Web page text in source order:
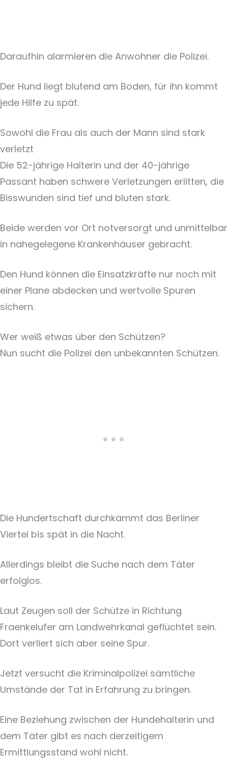
Daraufhin alarmieren die Anwohner die Polizei.
Der Hund liegt blutend am Boden, für ihn kommt
jede Hilfe zu spät.
Sowohl die Frau als auch der Mann sind stark
verletzt
Die 52-jährige Halterin und der 40-jährige
Passant haben schwere Verletzungen erlitten, die
Bisswunden sind tief und bluten stark.
Beide werden vor Ort notversorgt und unmittelbar
in nahegelegene Krankenhäuser gebracht.
Den Hund können die Einsatzkräfte nur noch mit
einer Plane abdecken und wertvolle Spuren
sichern.
Wer weiß etwas über den Schützen?
Nun sucht die Polizei den unbekannten Schützen.
Die Hundertschaft durchkämmt das Berliner
Viertel bis spät in die Nacht.
Allerdings bleibt die Suche nach dem Täter
erfolglos.
Laut Zeugen soll der Schütze in Richtung
Fraenkelufer am Landwehrkanal geflüchtet sein.
Dort verliert sich aber seine Spur.
Jetzt versucht die Kriminalpolizei sämtliche
Umstände der Tat in Erfahrung zu bringen.
Eine Beziehung zwischen der Hundehalterin und
dem Täter gibt es nach derzeitigem
Ermittlungsstand wohl nicht.